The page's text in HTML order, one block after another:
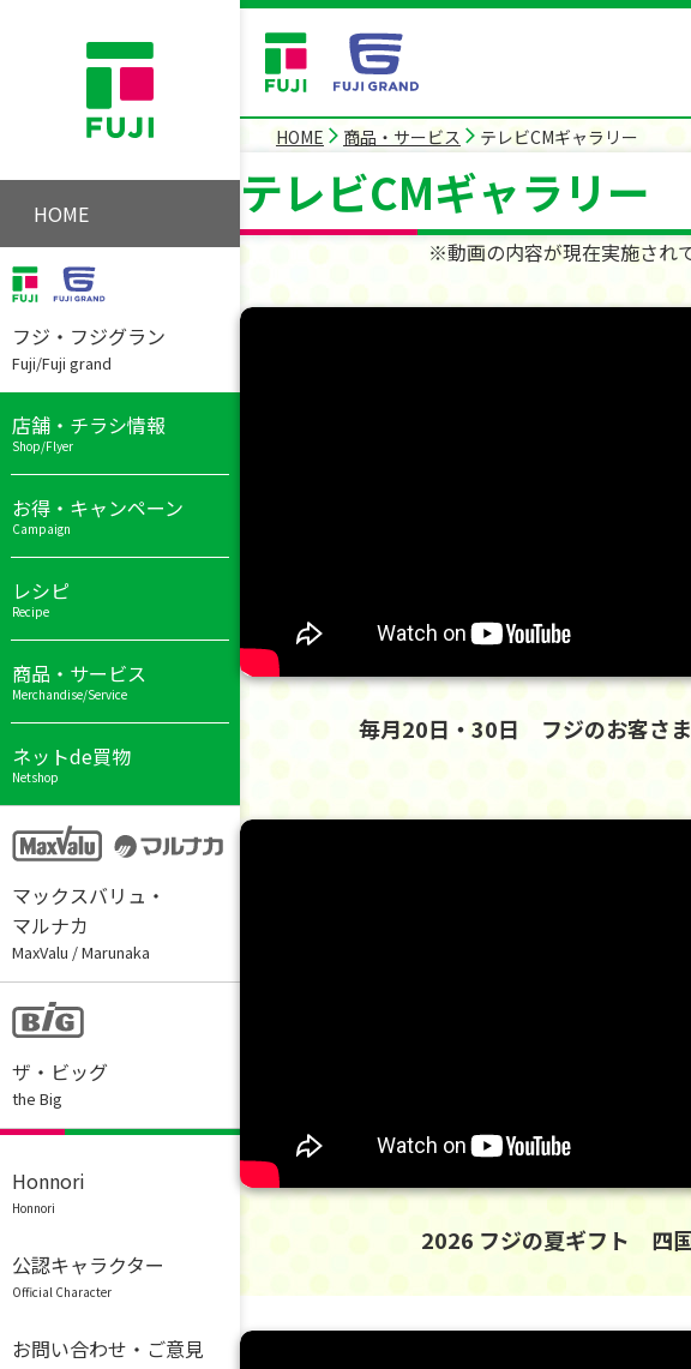
Honnori
Honnori
公認キャラクター
Official Character
お問い合わせ・ご意見
HOME
フジ・フジグラン
Fuji/Fuji grand
店舗・チラシ情報
Shop/Flyer
お得・キャンペーン
Campaign
レシピ
Recipe
商品・サービス
Merchandise/Service
ネットde買物
Netshop
マックスバリュ・
マルナカ
MaxValu / Marunaka
ザ・ビッグ
the Big
HOME 商品・サービス テレビCMギャラリー
テレビCMギャラリー
※動画の内容が現在実施され
毎月20日・30日 フジのお客さ
2026 フジの夏ギフト 四